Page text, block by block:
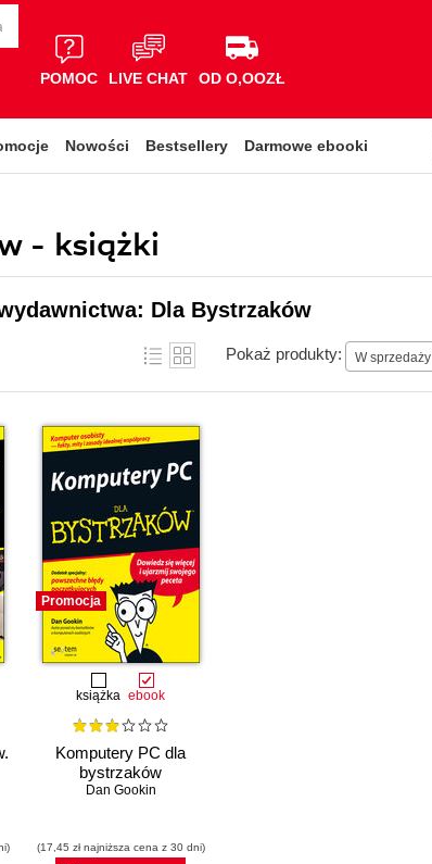
POMOC LIVE CHAT OD O,OOZŁ
Nowości Bestsellery Darmowe ebooki
- książki
Dla Bystrzaków
Pokaż produkty: W sprzedaży
Promocja
książka ebook
Komputery PC dla
bystrzaków
Dan Gookin
(17,45 zł najniższa cena z 30 dni)